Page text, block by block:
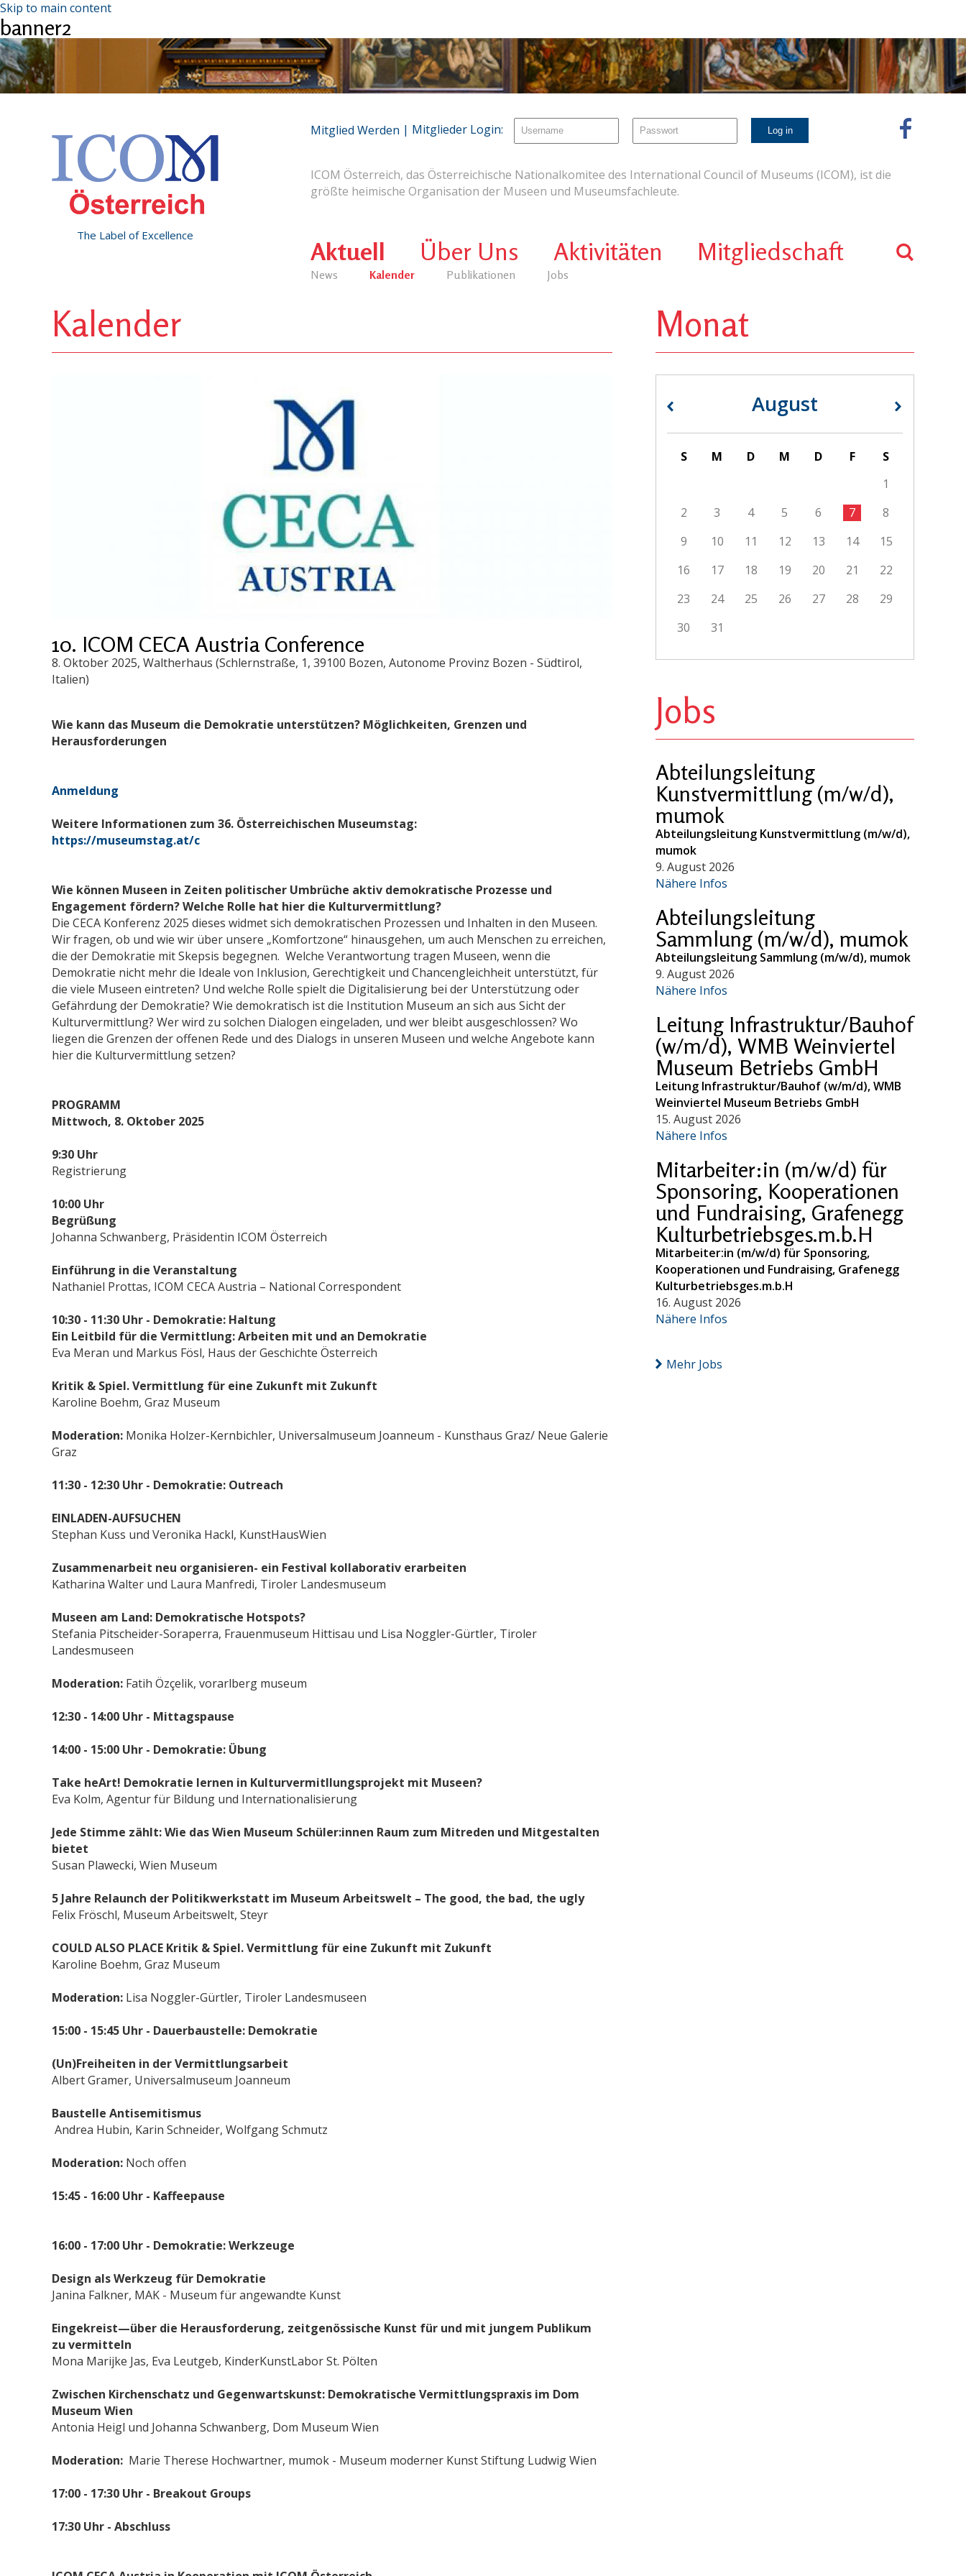
Skip to main content
banner2
The Label of Excellence
ICOM Österreich, das Österreichische Nationalkomitee des International Council of Museums (ICOM), ist die
größte heimische Organisation der Museen und Museumsfachleute.
Aktuell
News Kalender Publikationen Jobs
Über Uns Aktivitäten Mitgliedschaft
Mitglied Werden | Mitglieder Login:
Kalender
10. ICOM CECA Austria Conference
8. Oktober 2025, Waltherhaus (Schlernstraße, 1, 39100 Bozen, Autonome Provinz Bozen - Südtirol,
Italien)
Wie kann das Museum die Demokratie unterstützen? Möglichkeiten, Grenzen und
Herausforderungen
Anmeldung
Weitere Informationen zum 36. Österreichischen Museumstag:
https://museumstag.at/c
Wie können Museen in Zeiten politischer Umbrüche aktiv demokratische Prozesse und
Engagement fördern? Welche Rolle hat hier die Kulturvermittlung?
Die CECA Konferenz 2025 dieses widmet sich demokratischen Prozessen und Inhalten in den Museen.
Wir fragen, ob und wie wir über unsere „Komfortzone“ hinausgehen, um auch Menschen zu erreichen,
die der Demokratie mit Skepsis begegnen. Welche Verantwortung tragen Museen, wenn die
Demokratie nicht mehr die Ideale von Inklusion, Gerechtigkeit und Chancengleichheit unterstützt, für
die viele Museen eintreten? Und welche Rolle spielt die Digitalisierung bei der Unterstützung oder
Gefährdung der Demokratie? Wie demokratisch ist die Institution Museum an sich aus Sicht der
Kulturvermittlung? Wer wird zu solchen Dialogen eingeladen, und wer bleibt ausgeschlossen? Wo
liegen die Grenzen der offenen Rede und des Dialogs in unseren Museen und welche Angebote kann
hier die Kulturvermittlung setzen?
PROGRAMM
Mittwoch, 8. Oktober 2025
9:30 Uhr
Registrierung
10:00 Uhr
Begrüßung
Johanna Schwanberg, Präsidentin ICOM Österreich
Einführung in die Veranstaltung
Nathaniel Prottas, ICOM CECA Austria – National Correspondent
10:30 - 11:30 Uhr - Demokratie: Haltung
Ein Leitbild für die Vermittlung: Arbeiten mit und an Demokratie
Eva Meran und Markus Fösl, Haus der Geschichte Österreich
Kritik & Spiel. Vermittlung für eine Zukunft mit Zukunft
Karoline Boehm, Graz Museum
Moderation: Monika Holzer-Kernbichler, Universalmuseum Joanneum - Kunsthaus Graz/ Neue Galerie
Graz
11:30 - 12:30 Uhr - Demokratie: Outreach
EINLADEN-AUFSUCHEN
Stephan Kuss und Veronika Hackl, KunstHausWien
Zusammenarbeit neu organisieren- ein Festival kollaborativ erarbeiten
Katharina Walter und Laura Manfredi, Tiroler Landesmuseum
Museen am Land: Demokratische Hotspots?
Stefania Pitscheider-Soraperra, Frauenmuseum Hittisau und Lisa Noggler-Gürtler, Tiroler
Landesmuseen
Moderation: Fatih Özçelik, vorarlberg museum
12:30 - 14:00 Uhr - Mittagspause
14:00 - 15:00 Uhr - Demokratie: Übung
Take heArt! Demokratie lernen in Kulturvermitllungsprojekt mit Museen?
Eva Kolm, Agentur für Bildung und Internationalisierung
Jede Stimme zählt: Wie das Wien Museum Schüler:innen Raum zum Mitreden und Mitgestalten
bietet
Susan Plawecki, Wien Museum
5 Jahre Relaunch der Politikwerkstatt im Museum Arbeitswelt – The good, the bad, the ugly
Felix Fröschl, Museum Arbeitswelt, Steyr
COULD ALSO PLACE Kritik & Spiel. Vermittlung für eine Zukunft mit Zukunft
Karoline Boehm, Graz Museum
Moderation: Lisa Noggler-Gürtler, Tiroler Landesmuseen
15:00 - 15:45 Uhr - Dauerbaustelle: Demokratie
(Un)Freiheiten in der Vermittlungsarbeit
Albert Gramer, Universalmuseum Joanneum
Baustelle Antisemitismus
Andrea Hubin, Karin Schneider, Wolfgang Schmutz
Moderation: Noch offen
15:45 - 16:00 Uhr - Kaffeepause
16:00 - 17:00 Uhr - Demokratie: Werkzeuge
Design als Werkzeug für Demokratie
Janina Falkner, MAK - Museum für angewandte Kunst
Eingekreist—über die Herausforderung, zeitgenössische Kunst für und mit jungem Publikum
zu vermitteln
Mona Marijke Jas, Eva Leutgeb, KinderKunstLabor St. Pölten
Zwischen Kirchenschatz und Gegenwartskunst: Demokratische Vermittlungspraxis im Dom
Museum Wien
Antonia Heigl und Johanna Schwanberg, Dom Museum Wien
Moderation: Marie Therese Hochwartner, mumok - Museum moderner Kunst Stiftung Ludwig Wien
17:00 - 17:30 Uhr - Breakout Groups
17:30 Uhr - Abschluss
Monat
August
« »
S M D M D F
S
1
2
3 4 5 6 7
8
9
10 11 12 13 14
15
16
17 18 19 20 21
22
23
24 25 26 27 28
29
30
31
Jobs
Abteilungsleitung
Kunstvermittlung (m/w/d),
mumok
Abteilungsleitung Kunstvermittlung (m/w/d),
mumok
9. August 2026
Nähere Infos
Abteilungsleitung
Sammlung (m/w/d), mumok
Abteilungsleitung Sammlung (m/w/d), mumok
9. August 2026
Nähere Infos
Leitung Infrastruktur/Bauhof
(w/m/d), WMB Weinviertel
Museum Betriebs GmbH
Leitung Infrastruktur/Bauhof (w/m/d), WMB
Weinviertel Museum Betriebs GmbH
15. August 2026
Nähere Infos
Mitarbeiter:in (m/w/d) für
Sponsoring, Kooperationen
und Fundraising, Grafenegg
Kulturbetriebsges.m.b.H
Mitarbeiter:in (m/w/d) für Sponsoring,
Kooperationen und Fundraising, Grafenegg
Kulturbetriebsges.m.b.H
16. August 2026
Nähere Infos
Mehr Jobs